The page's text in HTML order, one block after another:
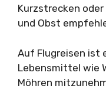
Kurzstrecken
und Obst
Auf Flugreisen ist
Lebensmittel wie
Möhren